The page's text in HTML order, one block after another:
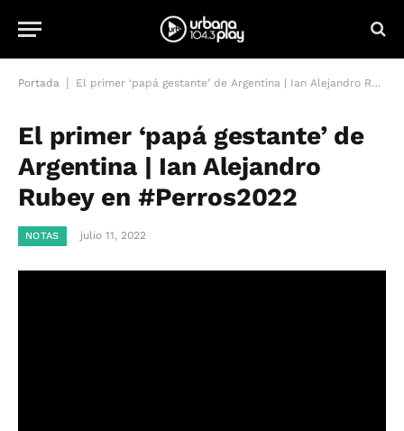
Portada El primer ‘papá gestante’ de Argentina | Ian Alejandro Rubey en #Perros2022
El primer ‘papá gestante’ de
Argentina | Ian Alejandro
Rubey en #Perros2022
NOTAS julio 11, 2022